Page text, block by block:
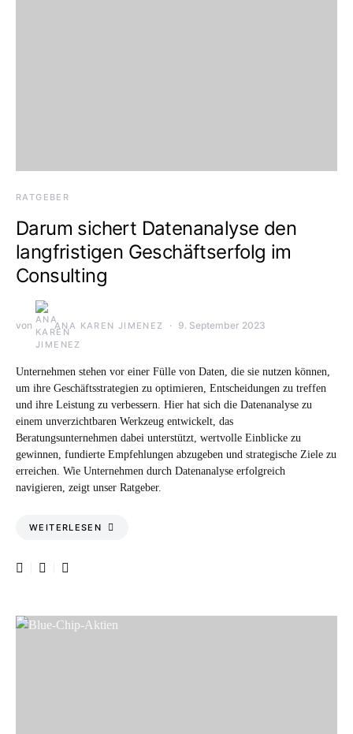
RATGEBER
Darum sichert Datenanalyse den
langfristigen Geschäftserfolg im
Consulting
von ANA KAREN JIMENEZ 9. September 2023
Unternehmen stehen vor einer Fülle von Daten, die sie nutzen können,
um ihre Geschäftsstrategien zu optimieren, Entscheidungen zu treffen
und ihre Leistung zu verbessern. Hier hat sich die Datenanalyse zu
einem unverzichtbaren Werkzeug entwickelt, das
Beratungsunternehmen dabei unterstützt, wertvolle Einblicke zu
gewinnen, fundierte Empfehlungen abzugeben und strategische Ziele zu
erreichen. Wie Unternehmen durch Datenanalyse erfolgreich
navigieren, zeigt unser Ratgeber.
WEITERLESEN